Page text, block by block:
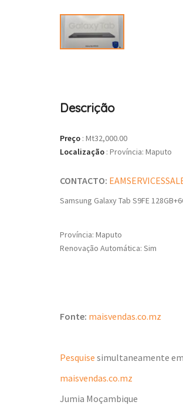
Descrição
Preço : Mt32,000.00
Localização : Província: Maputo
CONTACTO:
Samsung Galaxy Tab S9FE
Província: Maputo
Renovação Automática: Sim
Fonte: maisvendas.co.mz
Pesquise simultaneamente
maisvendas.co.mz
Jumia Moçambique